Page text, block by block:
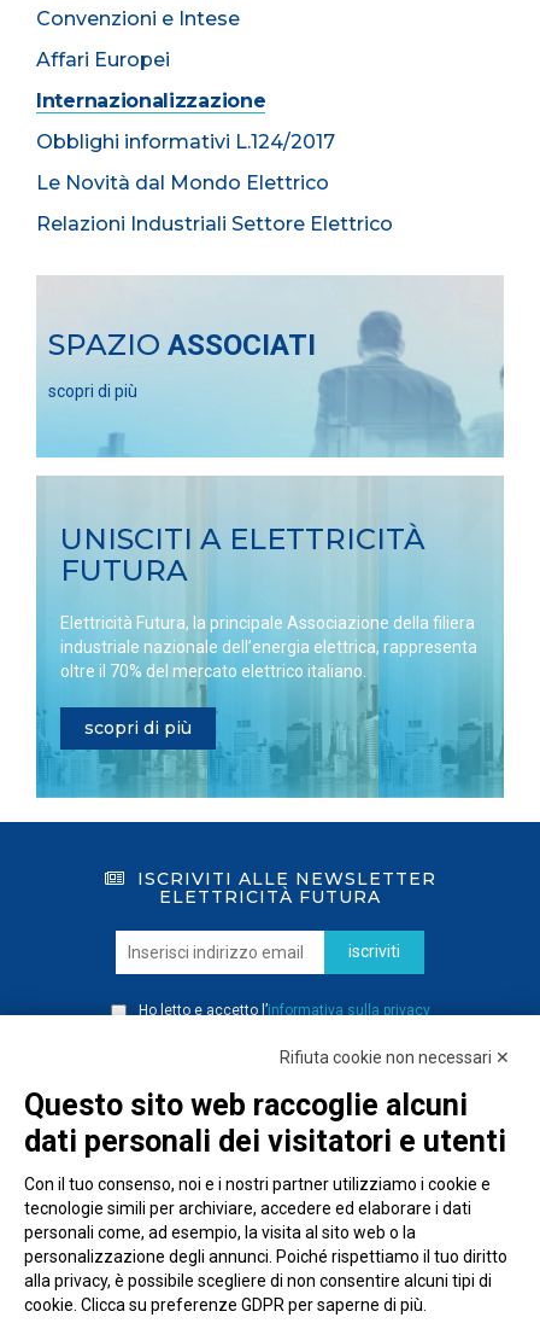
Convenzioni e Intese
Affari Europei
Internazionalizzazione
Obblighi informativi L.124/2017
Le Novità dal Mondo Elettrico
Relazioni Industriali Settore Elettrico
SPAZIO ASSOCIATI
scopri di più
UNISCITI A ELETTRICITÀ
FUTURA
Elettricità Futura, la principale Associazione della filiera
industriale nazionale dell’energia elettrica, rappresenta
oltre il 70% del mercato elettrico italiano.
scopri di più
ISCRIVITI ALLE NEWSLETTER
ELETTRICITÀ FUTURA
iscriviti
Ho letto e accetto l’informativa sulla privacy
Rifiuta cookie non necessari ✕
Questo sito web raccoglie alcuni
dati personali dei visitatori e utenti
Con il tuo consenso, noi e i nostri partner utilizziamo i cookie e
tecnologie simili per archiviare, accedere ed elaborare i dati
personali come, ad esempio, la visita al sito web o la
personalizzazione degli annunci. Poiché rispettiamo il tuo diritto
alla privacy, è possibile scegliere di non consentire alcuni tipi di
cookie. Clicca su preferenze GDPR per saperne di più.